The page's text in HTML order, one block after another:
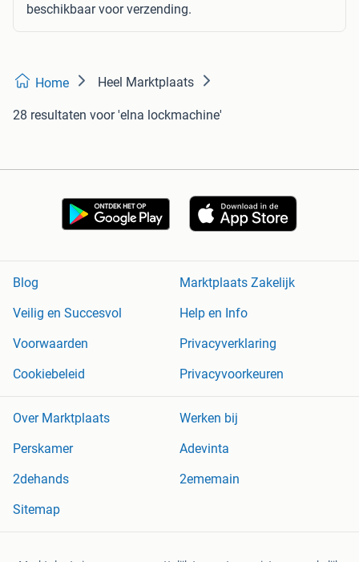
beschikbaar voor verzending.
Home Heel Marktplaats
28 resultaten voor 'elna lockmachine'
Blog
Marktplaats Zakelijk
Veilig en Succesvol
Help en Info
Voorwaarden
Privacyverklaring
Cookiebeleid
Privacyvoorkeuren
Over Marktplaats
Werken bij
Perskamer
Adevinta
2dehands
2ememain
Sitemap